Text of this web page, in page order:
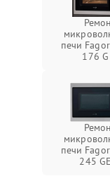
печи
176
печи
245